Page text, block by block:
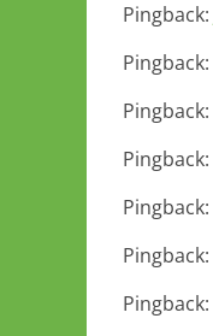
Pingback:
Pingback:
Pingback:
Pingback:
Pingback:
Pingback:
Pingback: